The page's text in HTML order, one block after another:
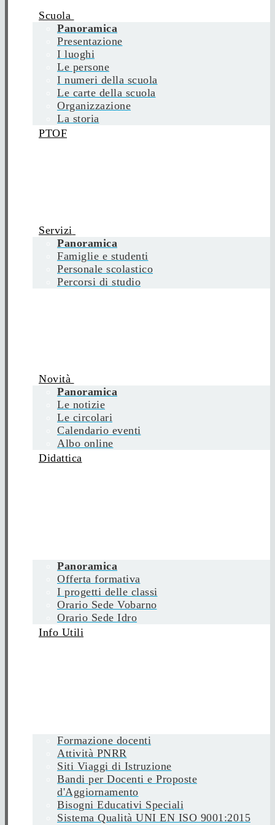
Scuola
Panoramica
Presentazione
I luoghi
Le persone
I numeri della scuola
Le carte della scuola
Organizzazione
La storia
PTOF
Servizi
Panoramica
Famiglie e studenti
Personale scolastico
Percorsi di studio
Novità
Panoramica
Le notizie
Le circolari
Calendario eventi
Albo online
Didattica
Panoramica
Offerta formativa
I progetti delle classi
Orario Sede Vobarno
Orario Sede Idro
Info Utili
Formazione docenti
Attività PNRR
Siti Viaggi di Istruzione
Bandi per Docenti e Proposte
d'Aggiornamento
Bisogni Educativi Speciali
Sistema Qualità UNI EN ISO 9001:2015